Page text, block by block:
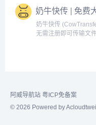
括了热搜、热议、电影
音乐、摄影、游戏、财
等各大领域权威排名
单。
奶牛快传 | 免费
文件传输工具，
上传下载不限速
奶牛快传
无需注册即可传输文
之一，快来体验吧！
阿威导航站 粤ICP免备案
© 2026 Powered by